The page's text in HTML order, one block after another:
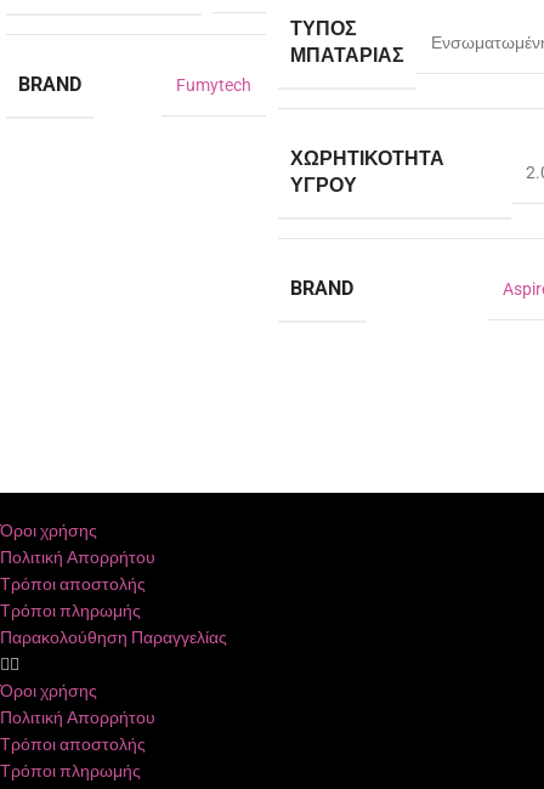
BRAND Fumytech
ΤΎΠΟΣ
ΜΠΑΤΑΡΊΑΣ
ΧΩΡΗΤΙΚΌΤΗΤΑ
ΥΓΡΟΎ
BRAND
Όροι χρήσης
Πολιτική Απορρήτου
Τρόποι αποστολής
Τρόποι πληρωμής
Παρακολούθηση Παραγγελίας
Όροι χρήσης
Πολιτική Απορρήτου
Τρόποι αποστολής
Τρόποι πληρωμής